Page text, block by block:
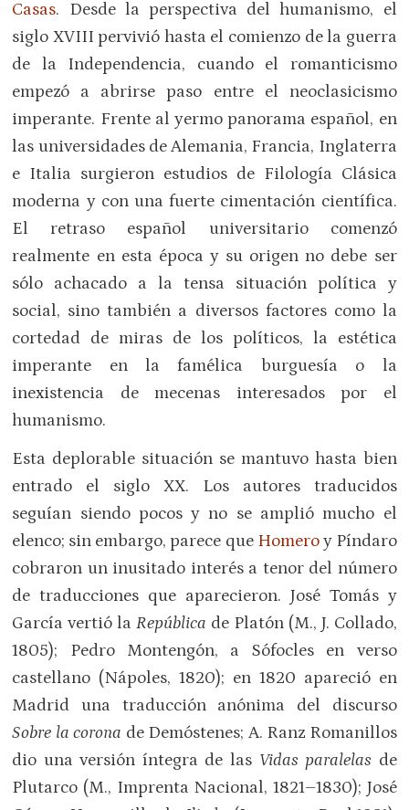
Casas. Desde la perspectiva del humanismo, el
siglo XVIII pervivió hasta el comienzo de la guerra
de la Independencia, cuando el romanticismo
empezó a abrirse paso entre el neoclasicismo
imperante. Frente al yermo panorama español, en
las universidades de Alemania, Francia, Inglaterra
e Italia surgieron estudios de Filología Clásica
moderna y con una fuerte cimentación científica.
El retraso español universitario comenzó
realmente en esta época y su origen no debe ser
sólo achacado a la tensa situación política y
social, sino también a diversos factores como la
cortedad de miras de los políticos, la estética
imperante en la famélica burguesía o la
inexistencia de mecenas interesados por el
humanismo.
Esta deplorable situación se mantuvo hasta bien
entrado el siglo XX. Los autores traducidos
seguían siendo pocos y no se amplió mucho el
elenco; sin embargo, parece que Homeroy Píndaro
cobraron un inusitado interés a tenor del número
de traducciones que aparecieron. José Tomás y
García vertió laRepública de Platón (M., J. Collado,
1805); Pedro Montengón, a Sófocles en verso
castellano (Nápoles, 1820); en 1820 apareció en
Madrid una traducción anónima del discurso
Sobre la corona de Demóstenes; A. Ranz Romanillos
dio una versión íntegra de las Vidas paralelas de
Plutarco (M., Imprenta Nacional, 1821–1830); José